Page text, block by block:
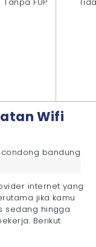
Tanpa FUP
Wifi
internet yang
jika kamu
sedang hingga
Berikut